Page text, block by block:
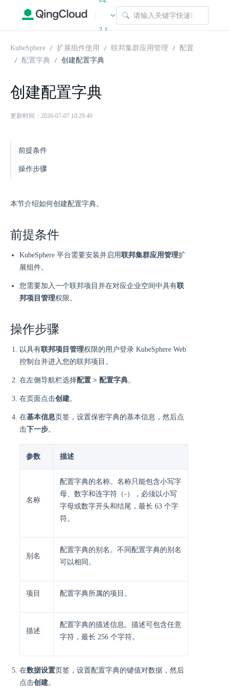
|
2.1
KubeSphere 扩展组件使用 联邦集群应用管理
配置
配置字典
创建配置字典
创建配置字典
更新时间：2026-07-07 10:29:40
前提条件
操作步骤
本节介绍如何创建配置字典。
前提条件
KubeSphere 平台需要安装并启用联邦集群应用管理扩
展组件。
您需要加入一个联邦项目并在对应企业空间中具有联
邦项目管理权限。
操作步骤
以具有联邦项目管理权限的用户登录 KubeSphere Web
控制台并进入您的联邦项目。
在左侧导航栏选择配置 > 配置字典。
在页面点击创建。
在基本信息页签，设置保密字典的基本信息，然后点
击下一步。
参数 描述
名称
配置字典的名称。名称只能包含小写字
母、数字和连字符（-），必须以小写
字母或数字开头和结尾，最长 63 个字
符。
别名
配置字典的别名。不同配置字典的别名
可以相同。
项目 配置字典所属的项目。
描述
配置字典的描述信息。描述可包含任意
字符，最长 256 个字符。
在数据设置页签，设置配置字典的键值对数据，然后
点击创建。